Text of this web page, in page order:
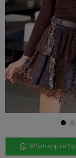
Whatsapp ile